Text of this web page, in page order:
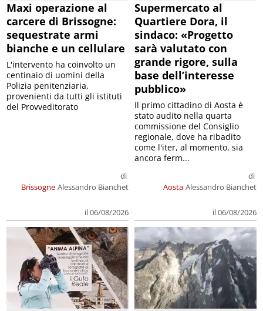
Maxi operazione al
carcere di Brissogne:
sequestrate armi
bianche e un cellulare
Brissogne
di
Alessandro Bianchet
il 06/08/2026
L'intervento ha coinvolto un
centinaio di uomini della
Polizia penitenziaria,
provenienti da tutti gli istituti
del Provveditorato
Supermercato al
Quartiere Dora, il
sindaco: «Progetto
sarà valutato con
grande rigore, sulla
base dell’interesse
pubblico»
Aosta
di
Alessandro Bianchet
il 06/08/2026
Il primo cittadino di Aosta è
stato audito nella quarta
commissione del Consiglio
regionale, dove ha ribadito
come l'iter, al momento, sia
ancora ferm...